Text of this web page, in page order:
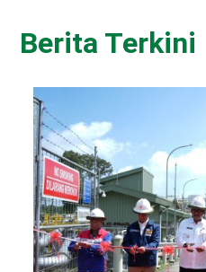
Berita Terkini